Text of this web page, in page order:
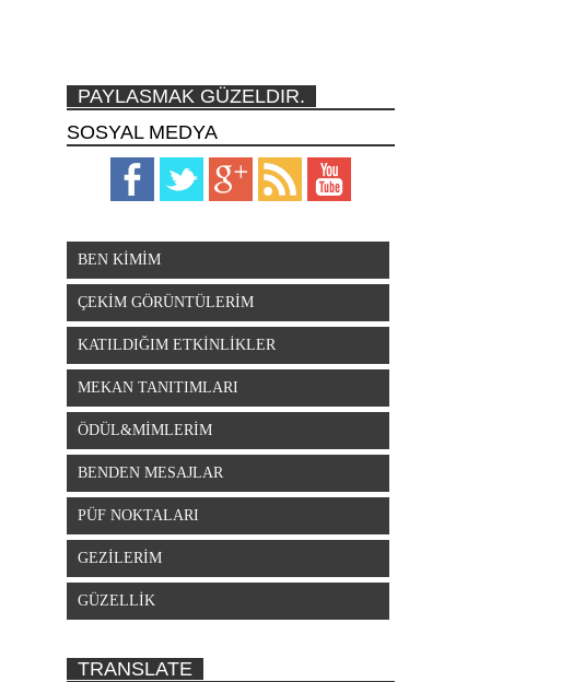
PAYLASMAK GÜZELDIR.
SOSYAL MEDYA
BEN KİMİM
ÇEKİM GÖRÜNTÜLERİM
KATILDIĞIM ETKİNLİKLER
MEKAN TANITIMLARI
ÖDÜL&MİMLERİM
BENDEN MESAJLAR
PÜF NOKTALARI
GEZİLERİM
GÜZELLİK
TRANSLATE